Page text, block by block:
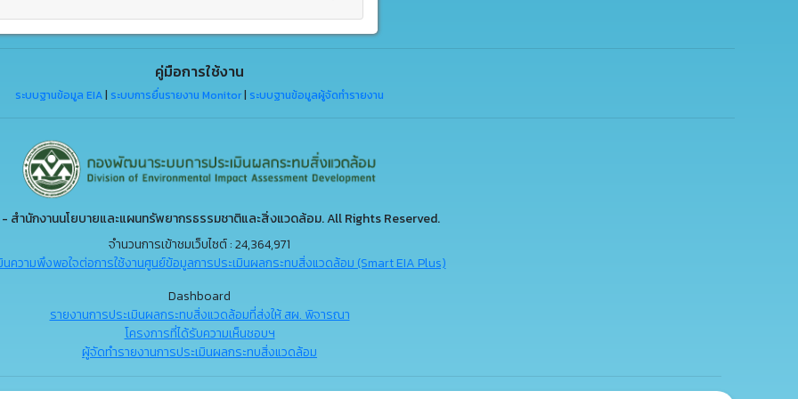
คู่มือการใช้งาน
ระบบฐานข้อมูล EIA ระบบการยื่นรายงาน Monitor ระบบฐานข้อมูลผู้จัดทำรายงาน
สำนักงานนโยบายและแผนทรัพยากรธรรมชาติและสิ่งแวดล้อม. All Rights Reserved.
จำนวนการเข้าชมเว็บไซต์ : 24,364,971
นความพึงพอใจต่อการใช้งานศูนย์ข้อมูลการประเมินผลกระทบสิ่งแวดล้อม (Smart EIA Plus)
Dashboard
รายงานการประเมินผลกระทบสิ่งแวดล้อมที่ส่งให้ สผ. พิจารณา
โครงการที่ได้รับความเห็นชอบฯ
ผู้จัดทำรายงานการประเมินผลกระทบสิ่งแวดล้อม